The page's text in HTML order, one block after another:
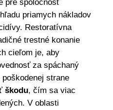
pre spoločnosť
priamych nákladov
Restoratívna
trestné konanie
cieľom je, aby
za spáchaný
strane
škodu, čím sa viac
V oblasti